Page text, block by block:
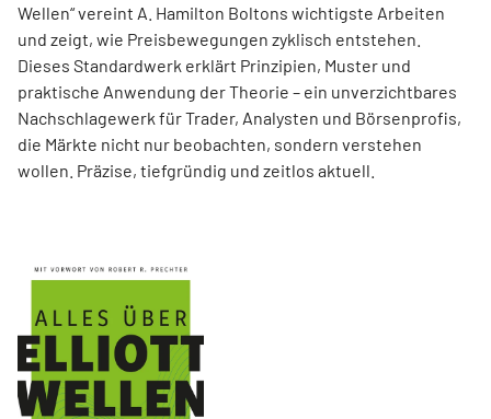
Wellen“ vereint A. Hamilton Boltons wichtigste Arbeiten
und zeigt, wie Preisbewegungen zyklisch entstehen.
Dieses Standardwerk erklärt Prinzipien, Muster und
praktische Anwendung der Theorie – ein unverzichtbares
Nachschlagewerk für Trader, Analysten und Börsenprofis,
die Märkte nicht nur beobachten, sondern verstehen
wollen. Präzise, tiefgründig und zeitlos aktuell.